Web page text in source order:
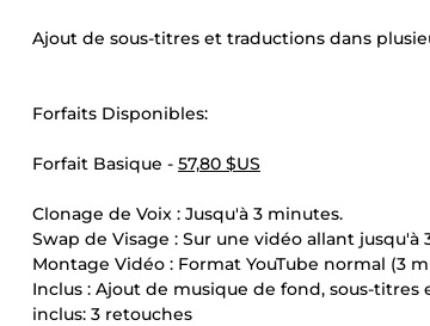
Ajout de sous-titres et traductions dans
Forfaits Disponibles:
Forfait Basique - 57,80 $US
Clonage de Voix : Jusqu'à 3 minutes.
Swap de Visage : Sur une vidéo allant jusqu'à
Montage Vidéo : Format YouTube normal (3
Inclus : Ajout de musique de fond, sous-
inclus: 3 retouches